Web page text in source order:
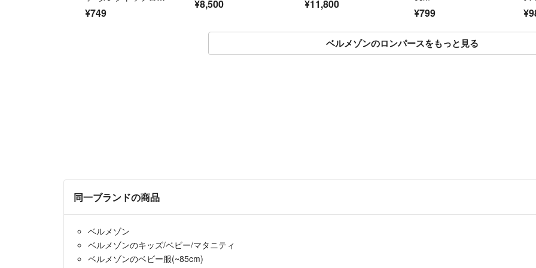
パース バスケ
¥749
¥8,500 ¥11,800
¥799
ベルメゾンのロンパースをもっと見る
同一ブランドの商品
ベルメゾン
ベルメゾンのキッズ/ベビー/マタニティ
ベルメゾンのベビー服(~85cm)